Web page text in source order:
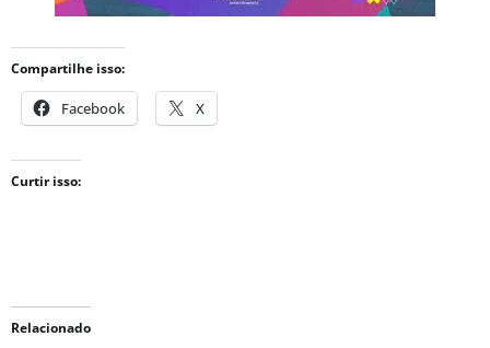
Compartilhe isso:
Facebook X
Curtir isso:
Relacionado